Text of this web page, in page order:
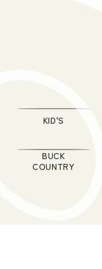
KID'S
BUCK
COUNTRY